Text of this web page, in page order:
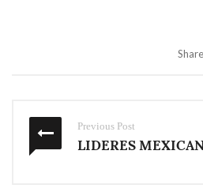
Previous Post
LIDERES